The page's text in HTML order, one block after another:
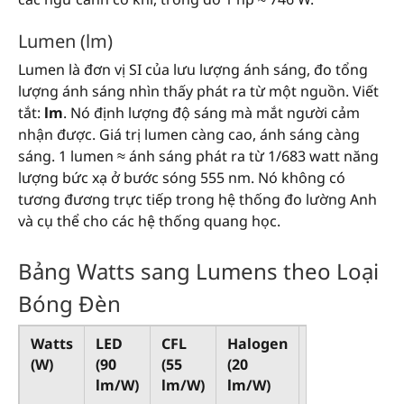
Lumen (lm)
Lumen là đơn vị SI của lưu lượng ánh sáng, đo tổng
lượng ánh sáng nhìn thấy phát ra từ một nguồn. Viết
tắt: lm. Nó định lượng độ sáng mà mắt người cảm
nhận được. Giá trị lumen càng cao, ánh sáng càng
sáng. 1 lumen ≈ ánh sáng phát ra từ 1/683 watt năng
lượng bức xạ ở bước sóng 555 nm. Nó không có
tương đương trực tiếp trong hệ thống đo lường Anh
và cụ thể cho các hệ thống quang học.
Bảng Watts sang Lumens theo Loại
Bóng Đèn
Watts
(W)
LED
(90
lm/W)
CFL
(55
lm/W)
Halogen
(20
lm/W)